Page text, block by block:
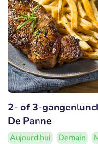
2- of 3-
De Panne
Aujourd'hui Demain